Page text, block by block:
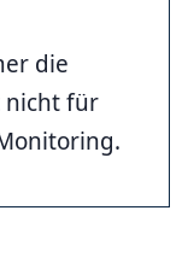
die
nicht für